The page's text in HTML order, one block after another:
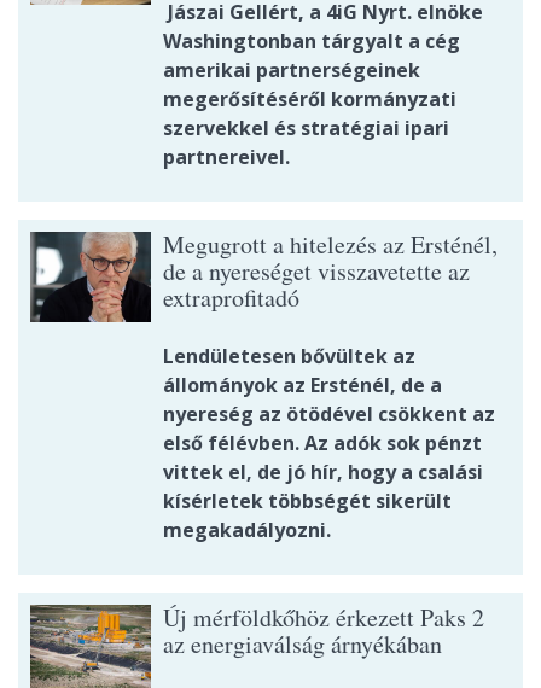
Jászai Gellért, a 4iG Nyrt. elnöke
Washingtonban tárgyalt a cég
amerikai partnerségeinek
megerősítéséről kormányzati
szervekkel és stratégiai ipari
partnereivel.
Megugrott a hitelezés az Ersténél,
de a nyereséget visszavetette az
extraprofitadó
Lendületesen bővültek az
állományok az Ersténél, de a
nyereség az ötödével csökkent az
első félévben. Az adók sok pénzt
vittek el, de jó hír, hogy a csalási
kísérletek többségét sikerült
megakadályozni.
Új mérföldkőhöz érkezett Paks 2
az energiaválság árnyékában